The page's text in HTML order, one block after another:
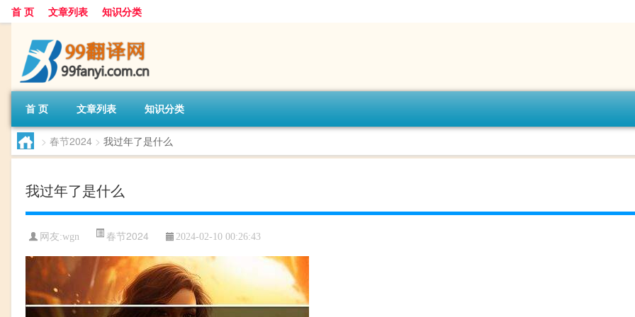
首 页 文章列表 知识分类
首 页 文章列表 知识分类
> 春节2024 > 我过年了是什么
我过年了是什么
网友:wgn 春节2024 2024-02-10 00:26:43